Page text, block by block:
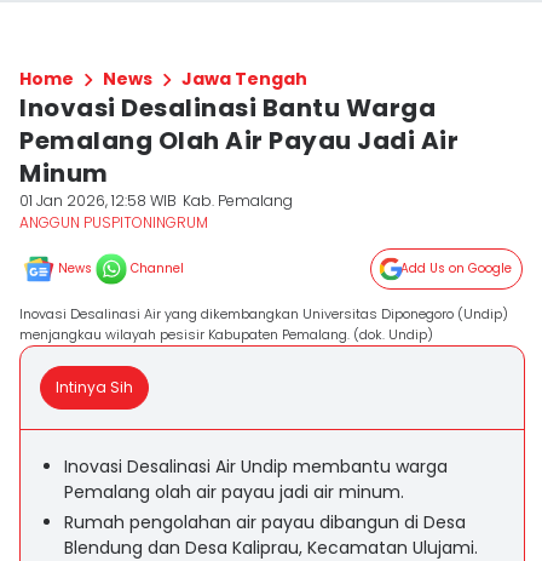
Home News Jawa Tengah
Inovasi Desalinasi Bantu Warga
Pemalang Olah Air Payau Jadi Air
Minum
01 Jan 2026, 12:58 WIB Kab. Pemalang
ANGGUN PUSPITONINGRUM
News Channel Add Us on Google
Inovasi Desalinasi Air yang dikembangkan Universitas Diponegoro (Undip)
menjangkau wilayah pesisir Kabupaten Pemalang. (dok. Undip)
Intinya Sih
Inovasi Desalinasi Air Undip membantu warga
Pemalang olah air payau jadi air minum.
Rumah pengolahan air payau dibangun di Desa
Blendung dan Desa Kaliprau, Kecamatan Ulujami.